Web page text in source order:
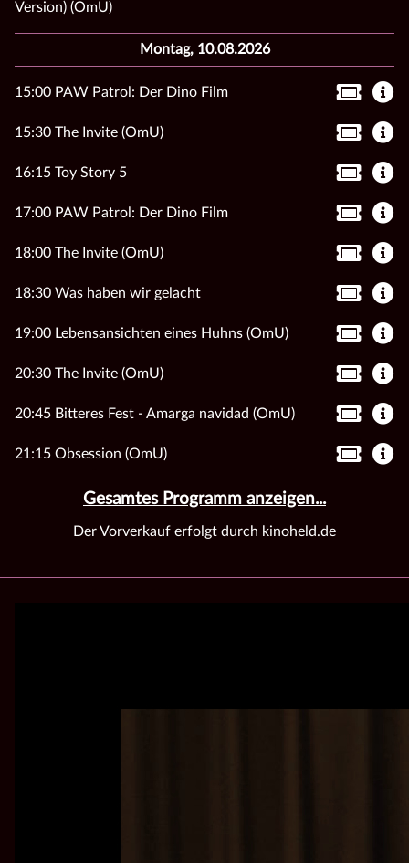
Version) (OmU)
Montag, 10.08.2026
15:00 PAW Patrol: Der Dino Film
15:30 The Invite (OmU)
16:15 Toy Story 5
17:00 PAW Patrol: Der Dino Film
18:00 The Invite (OmU)
18:30 Was haben wir gelacht
19:00 Lebensansichten eines Huhns (OmU)
20:30 The Invite (OmU)
20:45 Bitteres Fest - Amarga navidad (OmU)
21:15 Obsession (OmU)
Gesamtes Programm anzeigen...
Der Vorverkauf erfolgt durch kinoheld.de